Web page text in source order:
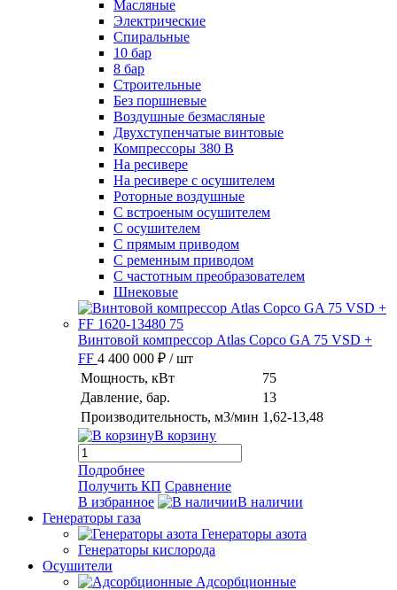
Масляные
Электрические
Спиральные
10 бар
8 бар
Cтроительные
Без поршневые
Воздушные безмасляные
Двухступенчатые винтовые
Компрессоры 380 В
На ресивере
На ресивере с осушителем
Роторные воздушные
С встроеным осушителем
С осушителем
С прямым приводом
С ременным приводом
С частотным преобразователем
Шнековые
Винтовой компрессор Atlas Copco GA 75 VSD +
FF 4 400 000 ₽ / шт
Мощность, кВт
75
Давление, бар.
13
Производительность, м3/мин 1,62-13,48
В корзину
Подробнее
Получить КП Сравнение
В избранное
В наличии
Генераторы газа
Генераторы азота
Генераторы кислорода
Осушители
Адсорбционные